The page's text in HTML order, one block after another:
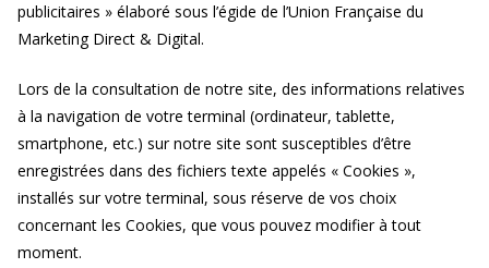
publicitaires » élaboré sous l’égide de l’Union Française du
Marketing Direct & Digital.
Lors de la consultation de notre site, des informations relatives
à la navigation de votre terminal (ordinateur, tablette,
smartphone, etc.) sur notre site sont susceptibles d’être
enregistrées dans des fichiers texte appelés « Cookies »,
installés sur votre terminal, sous réserve de vos choix
concernant les Cookies, que vous pouvez modifier à tout
moment.